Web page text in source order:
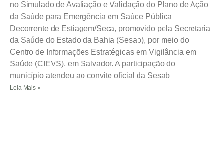
no Simulado de Avaliação e Validação do Plano de Ação
da Saúde para Emergência em Saúde Pública
Decorrente de Estiagem/Seca, promovido pela Secretaria
da Saúde do Estado da Bahia (Sesab), por meio do
Centro de Informações Estratégicas em Vigilância em
Saúde (CIEVS), em Salvador. A participação do
município atendeu ao convite oficial da Sesab
Leia Mais »